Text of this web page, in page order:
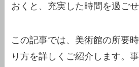
おくと、充実した時間を過ごせ
この記事では、美術館の所要
り方を詳しくご紹介します。